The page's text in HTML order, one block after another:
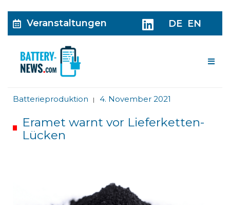
Veranstaltungen DE EN
Batterieproduktion | 4. November 2021
Eramet warnt vor Lieferketten-
Lücken